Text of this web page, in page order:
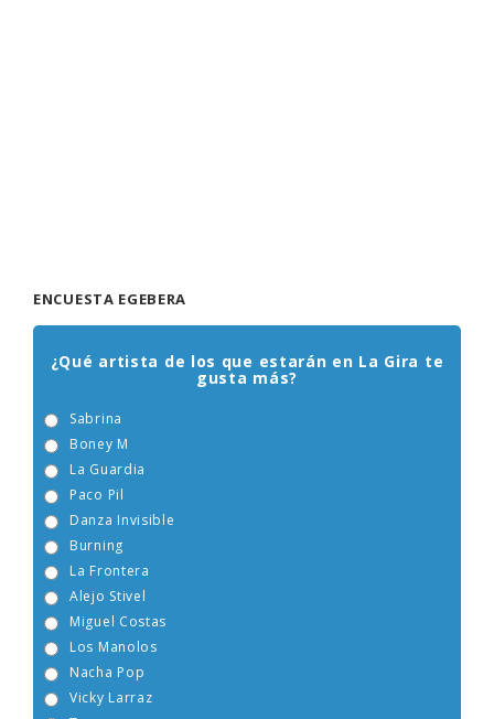
ENCUESTA EGEBERA
¿Qué artista de los que estarán en La Gira te
gusta más?
Sabrina
Boney M
La Guardia
Paco Pil
Danza Invisible
Burning
La Frontera
Alejo Stivel
Miguel Costas
Los Manolos
Nacha Pop
Vicky Larraz